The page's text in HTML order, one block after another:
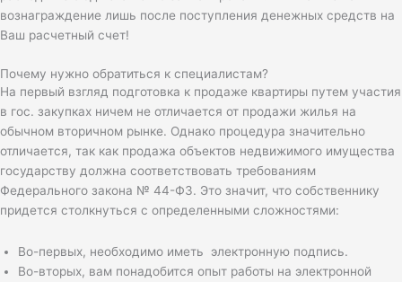
вознаграждение лишь после поступления денежных средств на
Ваш расчетный счет!
Почему нужно обратиться к специалистам?
На первый взгляд подготовка к продаже квартиры путем участия
в гос. закупках ничем не отличается от продажи жилья на
обычном вторичном рынке. Однако процедура значительно
отличается, так как продажа объектов недвижимого имущества
государству должна соответствовать требованиям
Федерального закона № 44-ФЗ. Это значит, что собственнику
придется столкнуться с определенными сложностями:
Во-первых, необходимо иметь электронную подпись.
Во-вторых, вам понадобится опыт работы на электронной